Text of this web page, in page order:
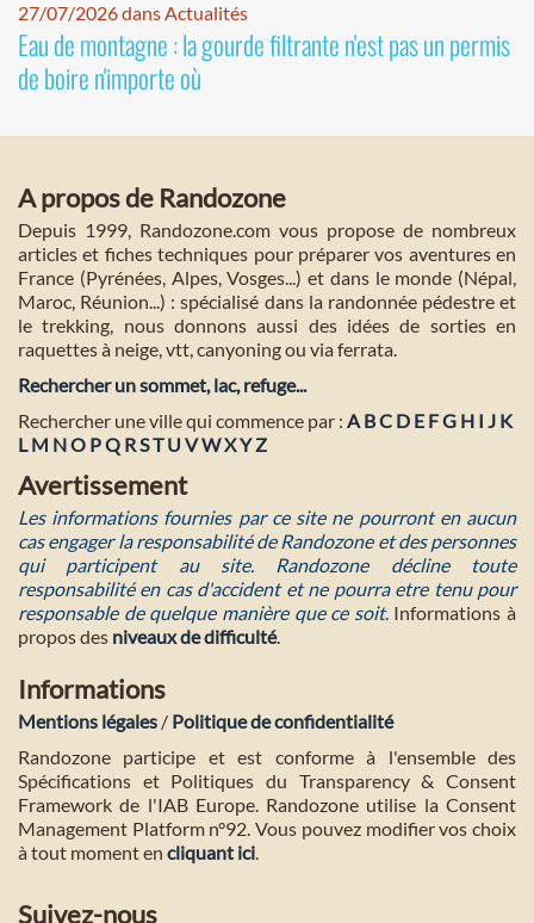
27/07/2026 dans Actualités
Eau de montagne : la gourde filtrante n'est pas un permis
de boire n'importe où
A propos de Randozone
Depuis 1999, Randozone.com vous propose de nombreux
articles et fiches techniques pour préparer vos aventures en
France (Pyrénées, Alpes, Vosges...) et dans le monde (Népal,
Maroc, Réunion...) : spécialisé dans la randonnée pédestre et
le trekking, nous donnons aussi des idées de sorties en
raquettes à neige, vtt, canyoning ou via ferrata.
Rechercher un sommet, lac, refuge...
Rechercher une ville qui commence par : A BC D E FG H I J K
L M NO PQ RST U VWXYZ
Avertissement
Les informations fournies par ce site ne pourront en aucun
cas engager la responsabilité de Randozone et des personnes
qui participent au site. Randozone décline toute
responsabilité en cas d'accident et ne pourra etre tenu pour
responsable de quelque manière que ce soit. Informations à
propos des niveaux de difficulté.
Informations
Mentions légales / Politique de confidentialité
Randozone participe et est conforme à l'ensemble des
Spécifications et Politiques du Transparency & Consent
Framework de l'IAB Europe. Randozone utilise la Consent
Management Platform n°92. Vous pouvez modifier vos choix
à tout moment en cliquant ici.
Suivez-nous